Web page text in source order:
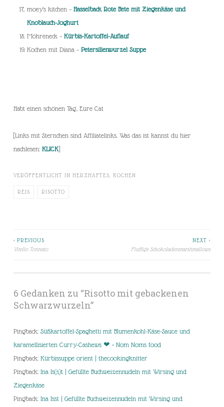
moey’s kitchen – Hasselback Rote Bete mit Ziegenkäse und
Knoblauch-Joghurt
Möhreneck – Kürbis-Kartoffel-Auflauf
Kochen mit Diana – Petersilienwurzel Suppe
Habt einen schönen Tag, Eure Cat
[Links mit Sternchen sind Affiliatelinks. Was das ist kannst du hier
nachlesen: KLICK]
VERÖFFENTLICHT IN HERZHAFTES KOCHEN
REIS RISOTTO
Beitragsnavigation
< PREVIOUS
Vitello Tonnato
NEXT >
Fluffige Schokoladenmarshmallows
6 Gedanken zu “Risotto mit gebackenen
Schwarzwurzeln”
Pingback: Süßkartoffel-Spaghetti mit Blumenkohl-Käse-Sauce und
karamellisierten Curry-Cashews ❤ • Nom Noms food
Pingback: Kürbissuppe orient | thecookingknitter
Pingback: Ina Is(s)t | Gefüllte Buchweizennudeln mit Wirsing und
Ziegenkäse
Pingback: Ina Isst | Gefüllte Buchweizennudeln mit Wirsing und